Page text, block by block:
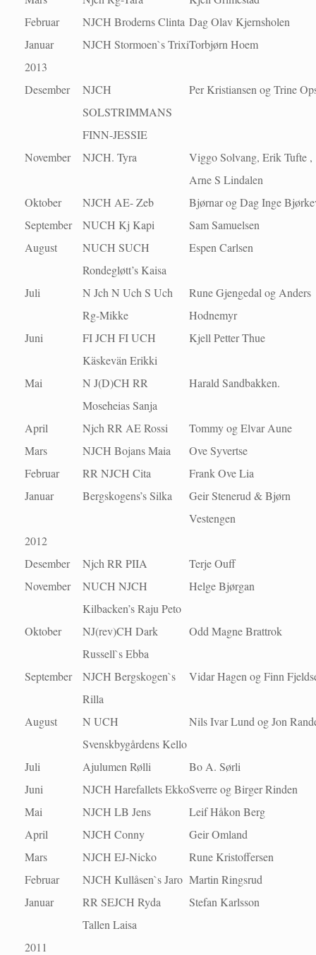
Februar
NJCH Broderns Clinta Dag Olav Kjernsholen
Januar
NJCH Stormoen`s TrixiTorbjørn Hoem
2013
Desember
NJCH
SOLSTRIMMANS
FINN-JESSIE
Per Kristiansen og Trine
November NJCH. Tyra
Viggo Solvang, Erik Tufte ,
Arne S Lindalen
Oktober
NJCH AE- Zeb
Bjørnar og Dag Inge
September
NUCH Kj Kapi
Sam Samuelsen
August
NUCH SUCH
Rondegløtt’s Kaisa
Espen Carlsen
Juli
N Jch N Uch S Uch
Rg-Mikke
Rune Gjengedal og Anders
Hodnemyr
Juni
FI JCH FI UCH
Käskevän Erikki
Kjell Petter Thue
Mai
N J(D)CH RR
Moseheias Sanja
Harald Sandbakken.
April Njch RR AE Rossi
Tommy og Elvar Aune
Mars
NJCH Bojans Maia
Ove Syvertse
Februar
RR NJCH Cita
Frank Ove Lia
Januar
Bergskogens’s Silka
Geir Stenerud & Bjørn
Vestengen
2012
Desember
Njch RR PIIA
Terje Ouff
November
NUCH NJCH
Kilbacken’s Raju Peto
Helge Bjørgan
Oktober
NJ(rev)CH Dark
Russell`s Ebba
Odd Magne Brattrok
September
NJCH Bergskogen`s
Rilla
Vidar Hagen og Finn
August
N UCH
Svenskbygårdens Kello
Nils Ivar Lund og Jon
Juli Ajulumen Rølli
Bo A. Sørli
Juni
NJCH Harefallets EkkoSverre og Birger Rinden
Mai
NJCH LB Jens
Leif Håkon Berg
April
NJCH Conny
Geir Omland
Mars
NJCH EJ-Nicko
Rune Kristoffersen
Februar
NJCH Kullåsen`s Jaro Martin Ringsrud
Januar
RR SEJCH Ryda
Tallen Laisa
Stefan Karlsson
2011